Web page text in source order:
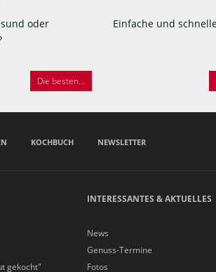
oder
Die besten...
Einfache und
KOCHBUCH NEWSLETTER
gekocht"
INTERESSANTES & AKTUELLES
News
Genuss-Termine
Fotos